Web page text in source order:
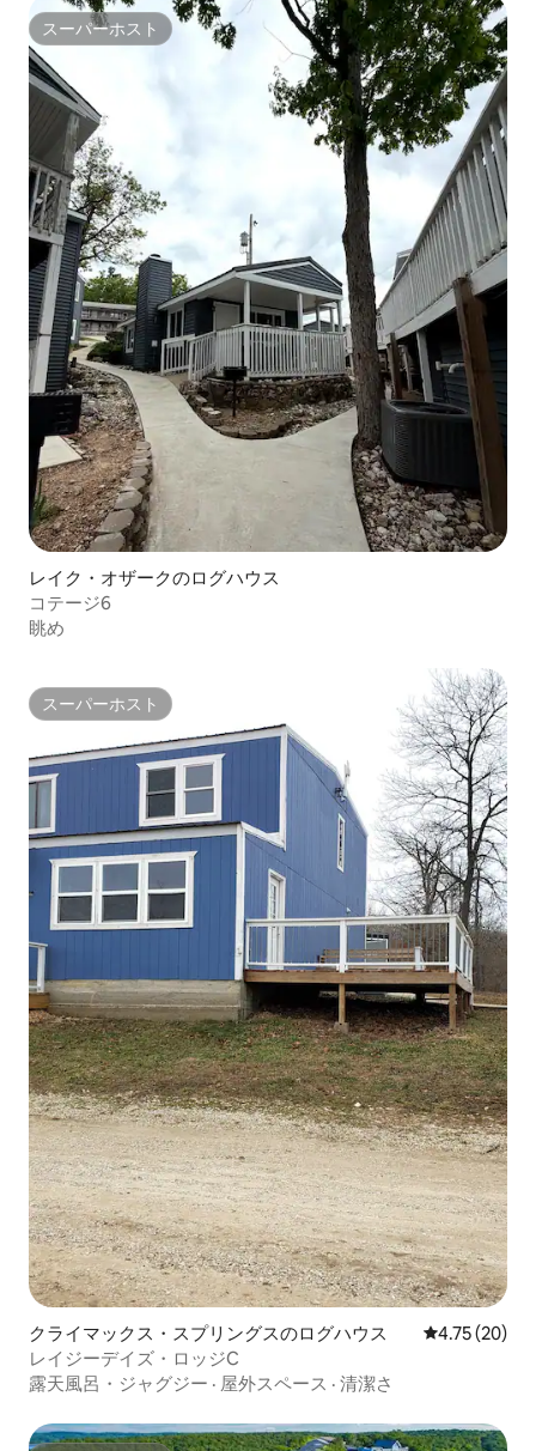
スーパーホスト
スーパーホスト
レイク・オザークのログハウス
コテージ6
眺め
スーパーホスト
スーパーホスト
クライマックス・スプリングスのログハウス レビュー20
4.75 (20)
レイジーデイズ・ロッジC
露天風呂・ジャグジー · 屋外スペース · 清潔さ